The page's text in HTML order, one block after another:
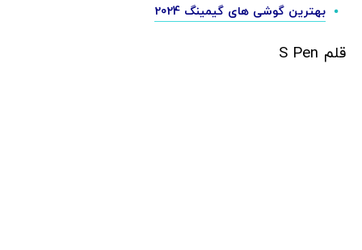
بهترین گوشی های گیمینگ 2024
قلم S Pen